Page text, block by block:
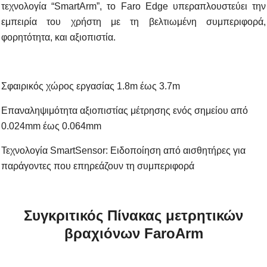
τεχνολογία “SmartArm”, το Faro Edge υπεραπλουστεύει την
εμπειρία του χρήστη με τη βελτιωμένη συμπεριφορά,
φορητότητα, και αξιοπιστία.
Σφαιρικός χώρος εργασίας 1.8m έως 3.7m
Επαναληψιμότητα αξιοπιστίας μέτρησης ενός σημείου από
0.024mm έως 0.064mm
Τεχνολογία SmartSensor: Ειδοποίηση από αισθητήρες για
παράγοντες που επηρεάζουν τη συμπεριφορά
Συγκριτικός Πίνακας μετρητικών
βραχιόνων FaroArm